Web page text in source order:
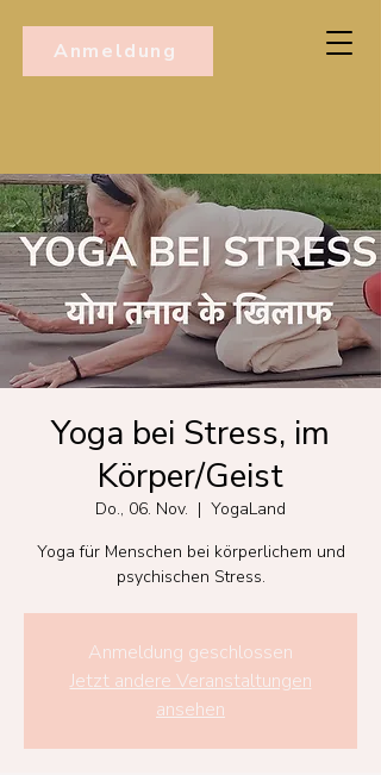
Anmeldung
Yoga bei Stress, im
Körper/Geist
Do., 06. Nov.
  |
YogaLand
Yoga für Menschen bei körperlichem und
psychischen Stress.
Anmeldung geschlossen
Jetzt andere Veranstaltungen
ansehen